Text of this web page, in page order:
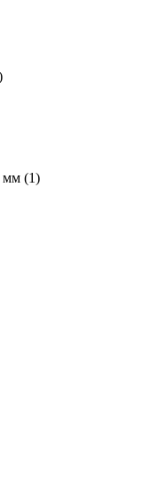
мм (1)